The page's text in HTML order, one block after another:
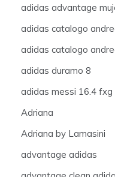
adidas advantage
adidas catalogo
adidas catalogo
adidas duramo 8
adidas messi 16.4 fxg
Adriana
Adriana by Lamasini
advantage adidas